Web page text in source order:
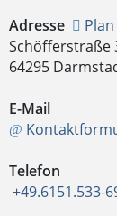
Adresse
Plan
Schöfferstraße
64295
E-Mail
Telefon
+49.6151.533-